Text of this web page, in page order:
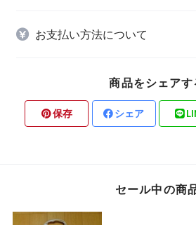
お支払い方法について
商品をシェアす
保存 シェア
セール中の商